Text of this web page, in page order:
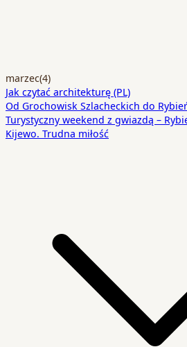
marzec(4)
Jak czytać architekturę (PL)
Od Grochowisk Szlacheckich do
Turystyczny weekend z gwiazdą –
Kijewo. Trudna miłość